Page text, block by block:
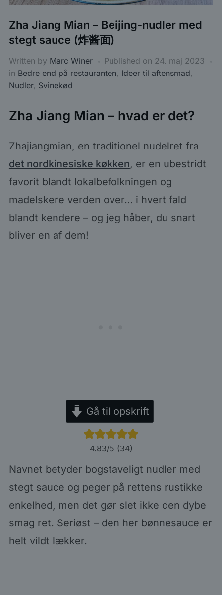
Zha Jiang Mian – Beijing-nudler med
stegt sauce (炸酱面)
Written by Marc Winer Published on 24. maj 2023
in Bedre end på restauranten, Ideer til aftensmad,
Nudler, Svinekød
Zha Jiang Mian – hvad er det?
Zhajiangmian, en traditionel nudelret fra
det nordkinesiske køkken, er en ubestridt
favorit blandt lokalbefolkningen og
madelskere verden over… i hvert fald
blandt kendere – og jeg håber, du snart
bliver en af dem!
Gå til opskrift
4.83/5 (34)
Navnet betyder bogstaveligt nudler med
stegt sauce og peger på rettens rustikke
enkelhed, men det gør slet ikke den dybe
smag ret. Seriøst – den her bønnesauce er
helt vildt lækker.